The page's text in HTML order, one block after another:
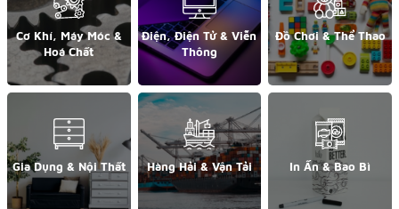
Cơ Khí, Máy Móc &
Hoá Chất
Điện, Điện Tử & Viễn
Thông
Đồ Chơi & Thể Thao
Gia Dụng & Nội Thất Hàng Hải & Vận Tải In Ấn & Bao Bì